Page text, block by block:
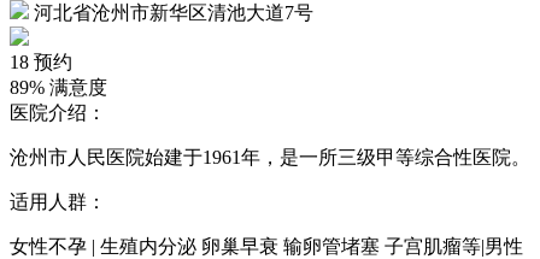
河北省沧州市新华区清池大道7号
18 预约
89% 满意度
医院介绍：
沧州市人民医院始建于1961年，是一所三级甲等综合性医院。
适用人群：
女性不孕 | 生殖内分泌 卵巢早衰 输卵管堵塞 子宫肌瘤等|男性